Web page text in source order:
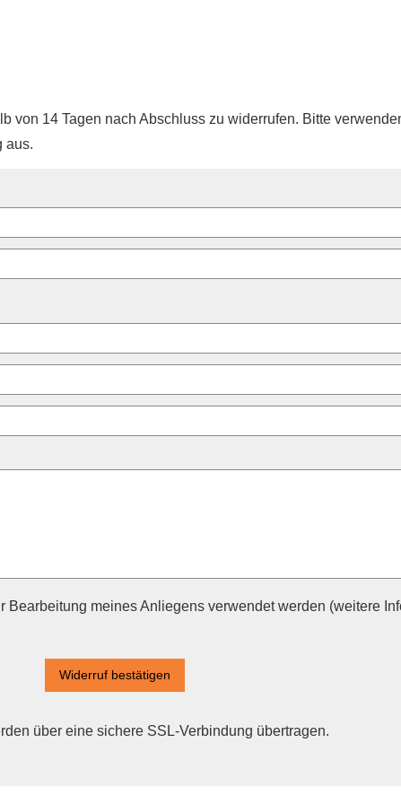
von 14 Tagen nach Abschluss zu widerrufen. Bitte
aus.
Bearbeitung meines Anliegens verwendet werden (weitere
Widerruf bestätigen
über eine sichere SSL-Verbindung übertragen.